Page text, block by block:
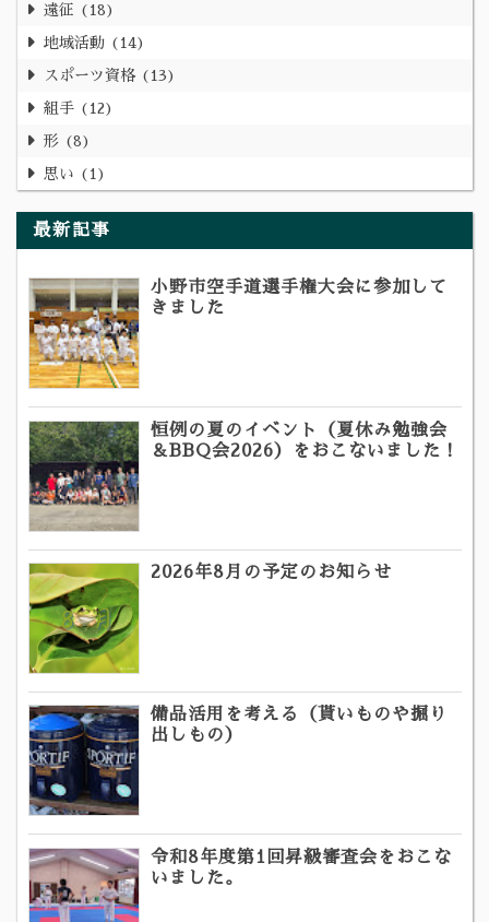
遠征 18
地域活動 14
スポーツ資格 13
組手 12
形 8
思い 1
最新記事
小野市空手道選手権大会に参加して
きました
恒例の夏のイベント（夏休み勉強会
＆BBQ会2026）をおこないました！
2026年8月の予定のお知らせ
備品活用を考える（貰いものや掘り
出しもの）
令和8年度第1回昇級審査会をおこな
いました。